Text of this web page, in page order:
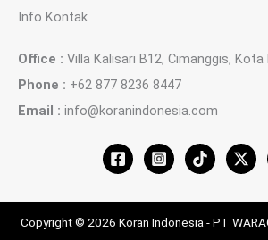
Info Kontak
Office : Villa Kalisari B12, Cimanggis,
Phone : +62 877 8236 8447
Email : info@koranindonesia.com
Copyright © 2026 Koran Indonesia - PT